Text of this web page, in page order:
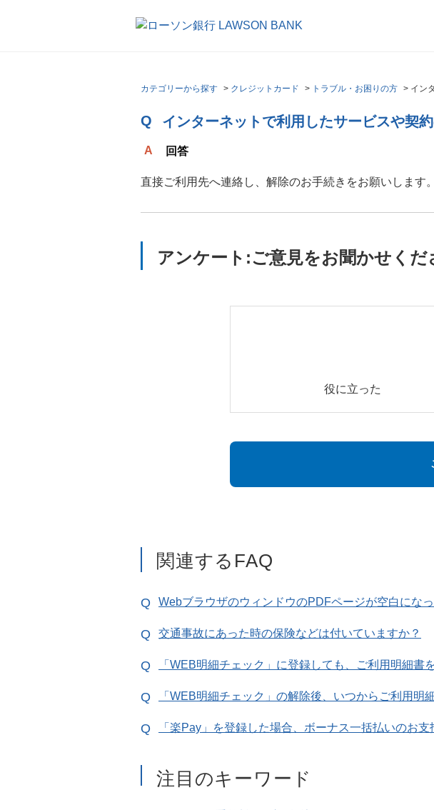
カテゴリーから探す > クレジットカード > トラブル・お困りの方 > イン
インターネットで利用したサービスや契
回答
直接ご利用先へ連絡し、解除のお手続きをお願いします。
アンケート:ご意見をお聞かせくだ
役に立った
関連するFAQ
WebブラウザのウィンドウのPDFページが空白にな
交通事故にあった時の保険などは付いていますか？
「WEB明細チェック」に登録しても、ご利用明細書
「WEB明細チェック」の解除後、いつからご利用明
「楽Pay」を登録した場合、ボーナス一括払いのお
注目のキーワード